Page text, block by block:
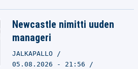
Newcastle nimitti uuden
manageri
JALKAPALLO
05.08.2026 - 21:56